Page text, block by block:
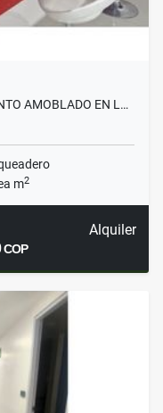
AMOBLADO EN L…
m2
Alquiler
COP